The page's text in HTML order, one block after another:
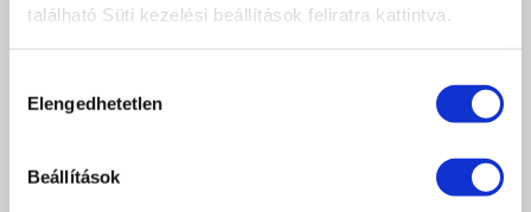
található Süti kezelési beállítások feliratra kattintva.
kiválasztása
Elengedhetetlen
Beállítások